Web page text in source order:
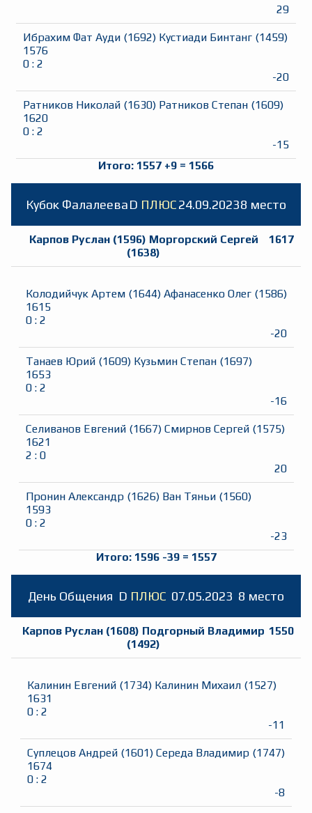
29
Ибрахим Фат Ауди (1692) Кустиади Бинтанг (1459)
1576
0 : 2
-20
Ратников Николай (1630) Ратников Степан (1609)
1620
0 : 2
-15
Итого: 1557 +9 = 1566
Кубок ФалалееваD ПЛЮС24.09.20238 место
Карпов Руслан (1596) Моргорский Сергей
(1638)
1617
Колодийчук Артем (1644) Афанасенко Олег (1586)
1615
0: 2
-20
Танаев Юрий (1609) Кузьмин Степан (1697)
1653
0: 2
-16
Селиванов Евгений (1667) Смирнов Сергей (1575)
1621
2 : 0
20
Пронин Александр (1626) Ван Тяньи (1560)
1593
0: 2
-23
Итого: 1596 -39= 1557
День Общения D ПЛЮС 07.05.2023 8 место
Карпов Руслан (1608) Подгорный Владимир
(1492)
1550
Калинин Евгений (1734) Калинин Михаил (1527)
1631
0 : 2
-11
Суплецов Андрей (1601) Середа Владимир (1747)
1674
0 : 2
-8